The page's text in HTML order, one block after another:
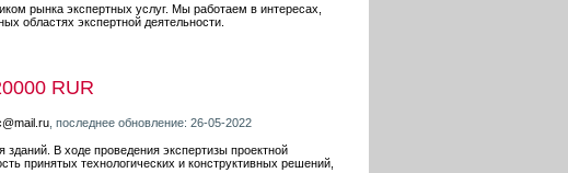
рынка экспертных услуг. Мы работаем в интересах,
областях экспертной деятельности.
RUR
, последнее обновление: 26-05-2022
В ходе проведения экспертизы проектной
принятых технологических и конструктивных решений,